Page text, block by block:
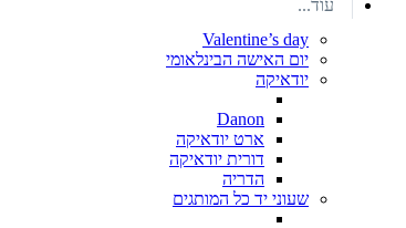
עוד...
Valentine’s day
יום האישה הבינלאומי
יודאיקה
Danon
ארט יודאיקה
דורית יודאיקה
הדריה
שעוני יד כל המותגים